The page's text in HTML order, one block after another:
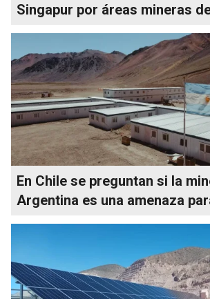
Singapur por áreas mineras
En Chile se preguntan si la
Argentina es una amenaza